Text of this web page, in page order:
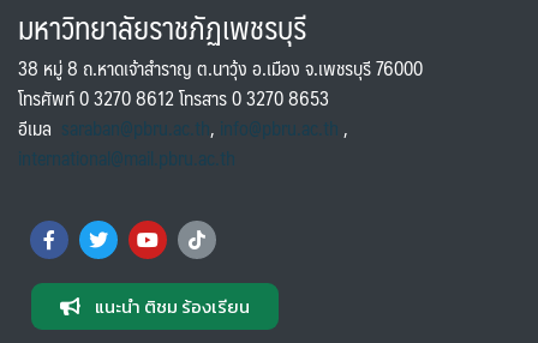
มหาวิทยาลัยราชภัฏเพชรบุรี
38 หมู่ 8 ถ.หาดเจ้าสำราญ ต.นาวุ้ง อ.เมือง จ.เพชรบุรี 76000
โทรศัพท์ 0 3270 8612 โทรสาร 0 3270 8653
อีเมล saraban@pbru.ac.th, info@pbru.ac.th,
international@mail.pbru.ac.th
แนะนำ ติชม ร้องเรียน